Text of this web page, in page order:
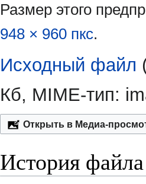
Размер этого
948 × 960 пкс.
Исходный файл
Кб, MIME-тип:
Открыть в Медиа-
История файла